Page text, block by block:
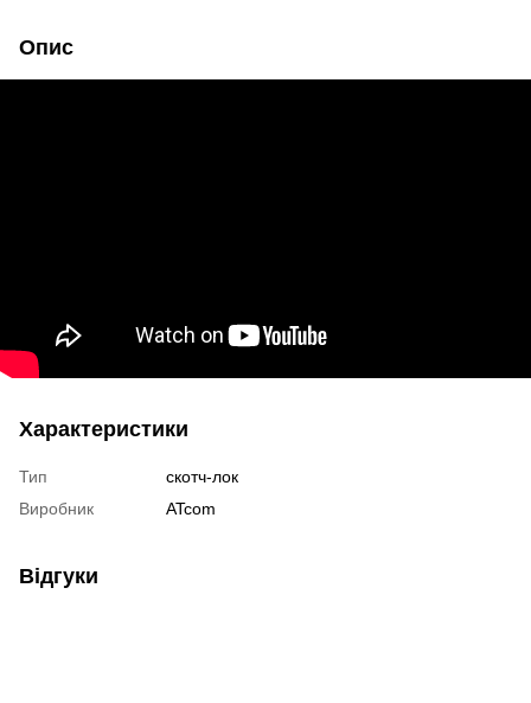
Опис
Характеристики
Тип
скотч-лок
Виробник
ATcom
Відгуки